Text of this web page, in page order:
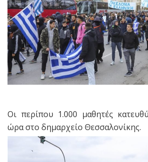
Οι περίπου 1.000 μαθητές
ώρα στο δημαρχείο Θεσσαλονίκης.